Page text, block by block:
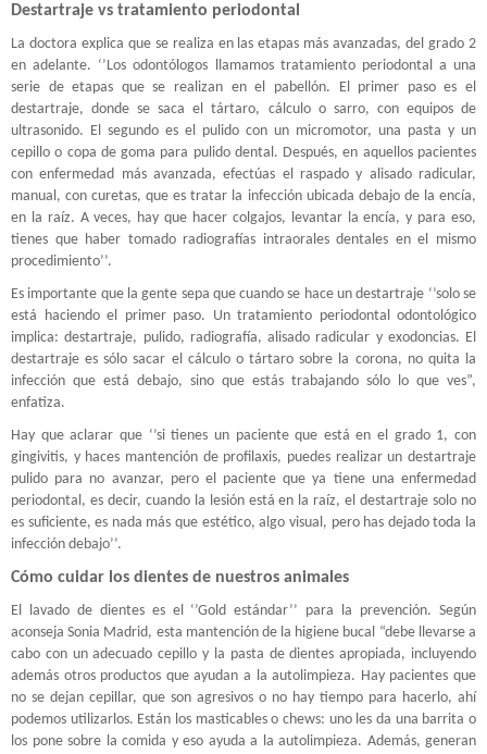
Destartraje vs tratamiento periodontal
La doctora explica que se realiza en las etapas más avanzadas, del grado 2
en adelante. ‘’Los odontólogos llamamos tratamiento periodontal a una
serie de etapas que se realizan en el pabellón. El primer paso es el
destartraje, donde se saca el tártaro, cálculo o sarro, con equipos de
ultrasonido. El segundo es el pulido con un micromotor, una pasta y un
cepillo o copa de goma para pulido dental. Después, en aquellos pacientes
con enfermedad más avanzada, efectúas el raspado y alisado radicular,
manual, con curetas, que es tratar la infección ubicada debajo de la encía,
en la raíz. A veces, hay que hacer colgajos, levantar la encía, y para eso,
tienes que haber tomado radiografías intraorales dentales en el mismo
procedimiento’’.
Es importante que la gente sepa que cuando se hace un destartraje ‘’solo se
está haciendo el primer paso. Un tratamiento periodontal odontológico
implica: destartraje, pulido, radiografía, alisado radicular y exodoncias. El
destartraje es sólo sacar el cálculo o tártaro sobre la corona, no quita la
infección que está debajo, sino que estás trabajando sólo lo que ves”,
enfatiza.
Hay que aclarar que ‘’si tienes un paciente que está en el grado 1, con
gingivitis, y haces mantención de profilaxis, puedes realizar un destartraje
pulido para no avanzar, pero el paciente que ya tiene una enfermedad
periodontal, es decir, cuando la lesión está en la raíz, el destartraje solo no
es suficiente, es nada más que estético, algo visual, pero has dejado toda la
infección debajo’’.
Cómo cuidar los dientes de nuestros animales
El lavado de dientes es el ‘’Gold estándar’’ para la prevención. Según
aconseja Sonia Madrid, esta mantención de la higiene bucal “debe llevarse a
cabo con un adecuado cepillo y la pasta de dientes apropiada, incluyendo
además otros productos que ayudan a la autolimpieza. Hay pacientes que
no se dejan cepillar, que son agresivos o no hay tiempo para hacerlo, ahí
podemos utilizarlos. Están los masticables o chews: uno les da una barrita o
los pone sobre la comida y eso ayuda a la autolimpieza. Además, generan